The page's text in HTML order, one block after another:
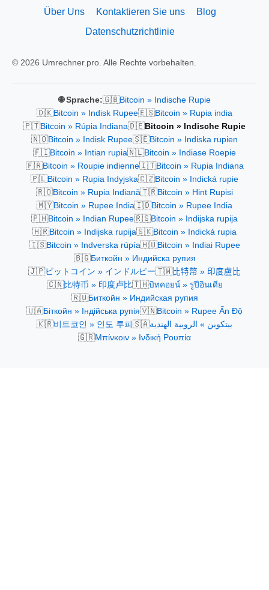
Über Uns Kontaktieren Sie uns
Blog
Datenschutzrichtlinie
© 2026 Umrechner.pro. Alle Rechte vorbehalten.
🌐 Sprache:🇬🇧Bitcoin » Indische Rupie
🇩🇰Bitcoin » Indisk Rupee🇪🇸Bitcoin » Rupia india
🇵🇹Bitcoin » Rúpia Indiana🇩🇪Bitcoin » Indische Rupie
🇳🇴Bitcoin » Indisk Rupee🇸🇪Bitcoin » Indiska rupien
🇫🇮Bitcoin » Intian rupia🇳🇱Bitcoin » Indiase Roepie
🇫🇷Bitcoin » Roupie indienne🇮🇹Bitcoin » Rupia Indiana
🇵🇱Bitcoin » Rupia Indyjska🇨🇿Bitcoin » Indická rupie
🇷🇴Bitcoin » Rupia Indiană🇹🇷Bitcoin » Hint Rupisi
🇲🇾Bitcoin » Rupee India🇮🇩Bitcoin » Rupee India
🇵🇭Bitcoin » Indian Rupee🇷🇸Bitcoin » Indijska rupija
🇭🇷Bitcoin » Indijska rupija🇸🇰Bitcoin » Indická rupia
🇮🇸Bitcoin » Indverska rúpía🇭🇺Bitcoin » Indiai Rupee
🇧🇬Биткойн » Индийска рупия
🇯🇵ビットコイン » インドルピー🇹🇼比特幣 » 印度盧比
🇨🇳比特币 » 印度卢比🇹🇭บิทคอยน์ » รูปีอินเดีย
🇷🇺Биткойн » Индийская рупия
🇺🇦Біткойн » Індійська рупія🇻🇳Bitcoin » Rupee Ấn Độ
🇰🇷비트코인 » 인도 루피 🇸🇦بيتكوين » الروبية الهندية
🇬🇷Μπίνκοιν » Ινδική Ρουπία